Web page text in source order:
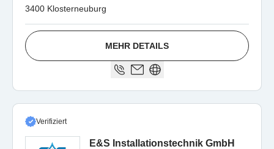
müssen: Wir sind immer gerne für Sie da!
3400 Klosterneuburg
MEHR DETAILS
Verifiziert
E&S Installationstechnik GmbH